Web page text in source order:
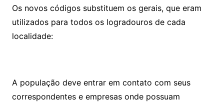
Os novos códigos substituem os gerais, que eram
utilizados para todos os logradouros de cada
localidade:
A população deve entrar em contato com seus
correspondentes e empresas onde possuam